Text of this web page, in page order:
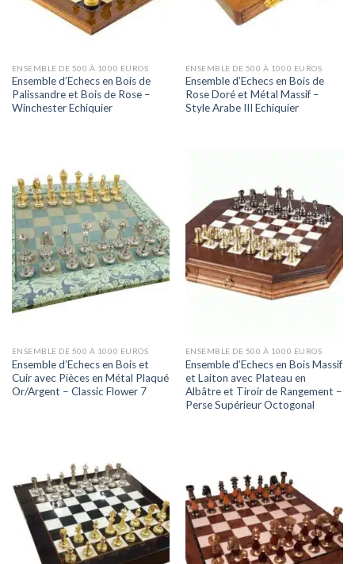
ENSEMBLE DE 500 À 1000 EUROS
Ensemble d’Echecs en Bois de
Palissandre et Bois de Rose –
Winchester Echiquier
ENSEMBLE DE 500 À 1000 EUROS
Ensemble d’Echecs en Bois de
Rose Doré et Métal Massif –
Style Arabe III Echiquier
ENSEMBLE DE 500 À 1000 EUROS
Ensemble d’Echecs en Bois et
Cuir avec Pièces en Métal Plaqué
Or/Argent – Classic Flower 7
ENSEMBLE DE 500 À 1000 EUROS
Ensemble d’Echecs en Bois Massif
et Laiton avec Plateau en
Albâtre et Tiroir de Rangement –
Perse Supérieur Octogonal